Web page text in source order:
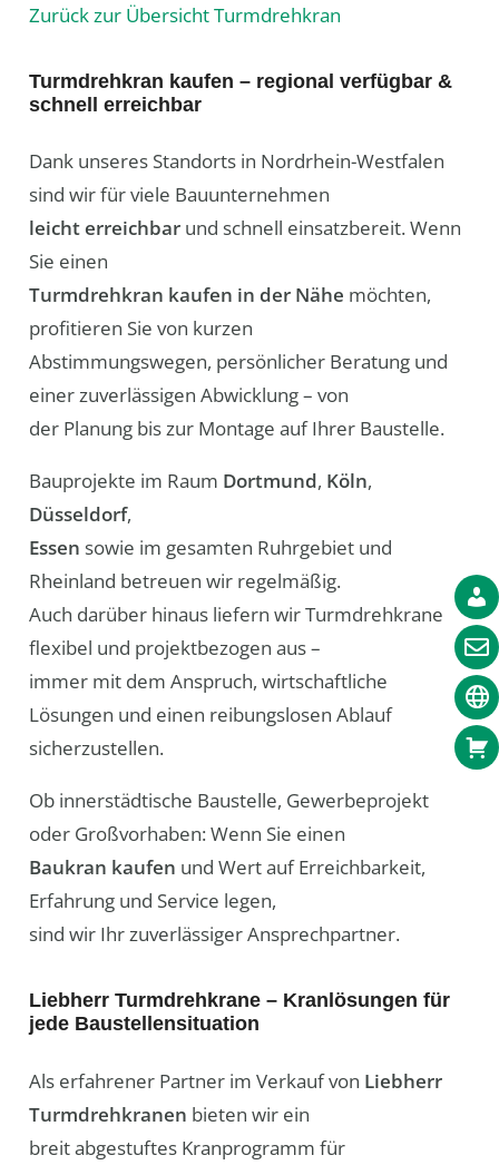
Zurück zur Übersicht Turmdrehkran
Turmdrehkran kaufen – regional verfügbar &
schnell erreichbar
Dank unseres Standorts in Nordrhein-Westfalen
sind wir für viele Bauunternehmen
leicht erreichbarund schnell einsatzbereit. Wenn
Sie einen
Turmdrehkran kaufen in der Nähe möchten,
profitieren Sie von kurzen
Abstimmungswegen, persönlicher Beratung und
einer zuverlässigen Abwicklung – von
der Planung bis zur Montage auf Ihrer Baustelle.
Bauprojekte im Raum Dortmund, Köln,
Düsseldorf,
Essen sowie im gesamten Ruhrgebiet und
Rheinland betreuen wir regelmäßig.
Auch darüber hinaus liefern wir Turmdrehkrane
flexibel und projektbezogen aus –
immer mit dem Anspruch, wirtschaftliche
Lösungen und einen reibungslosen Ablauf
sicherzustellen.
Ob innerstädtische Baustelle, Gewerbeprojekt
oder Großvorhaben: Wenn Sie einen
Baukran kaufen und Wert auf Erreichbarkeit,
Erfahrung und Service legen,
sind wir Ihr zuverlässiger Ansprechpartner.
Liebherr Turmdrehkrane – Kranlösungen für
jede Baustellensituation
Als erfahrener Partner im Verkauf von Liebherr
Turmdrehkranen bieten wir ein
breit abgestuftes Kranprogramm für